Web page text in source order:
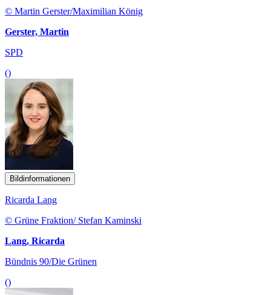
© Martin Gerster/Maximilian König
Gerster, Martin
SPD
()
Bildinformationen
Ricarda Lang
© Grüne Fraktion/ Stefan Kaminski
Lang, Ricarda
Bündnis 90/Die Grünen
()